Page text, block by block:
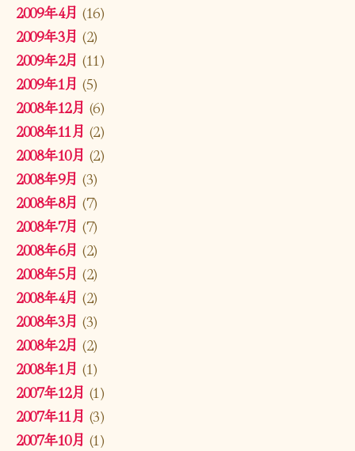
2009年4月 (16)
2009年3月 (2)
2009年2月 (11)
2009年1月 (5)
2008年12月 (6)
2008年11月 (2)
2008年10月 (2)
2008年9月 (3)
2008年8月 (7)
2008年7月 (7)
2008年6月 (2)
2008年5月 (2)
2008年4月 (2)
2008年3月 (3)
2008年2月 (2)
2008年1月 (1)
2007年12月 (1)
2007年11月 (3)
2007年10月 (1)